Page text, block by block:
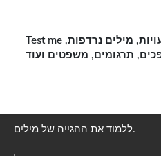
Test me אספרנטו הגייה עם משמעויות, מילים נרדפות,
ללמוד את ההגייה של מילים.